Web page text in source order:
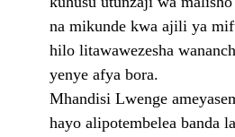
na mikunde kwa ajili ya
hilo litawawezesha
yenye afya bora.
Mhandisi Lwenge
hayo alipotembelea banda